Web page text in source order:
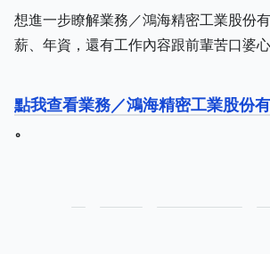
想進一步瞭解業務／鴻海精密工業股份
薪、年資，還有工作內容跟前輩苦口婆
點我查看業務／鴻海精密工業股份
。